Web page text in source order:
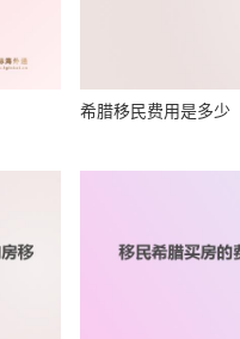
希腊移民费用是多少